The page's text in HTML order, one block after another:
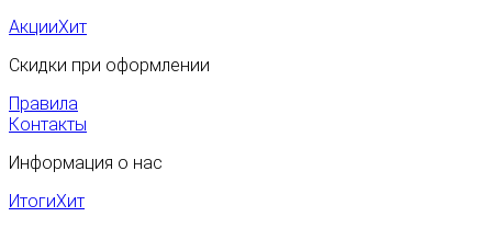
АкцииХит
Скидки при оформлении
Правила
Контакты
Информация о нас
ИтогиХит